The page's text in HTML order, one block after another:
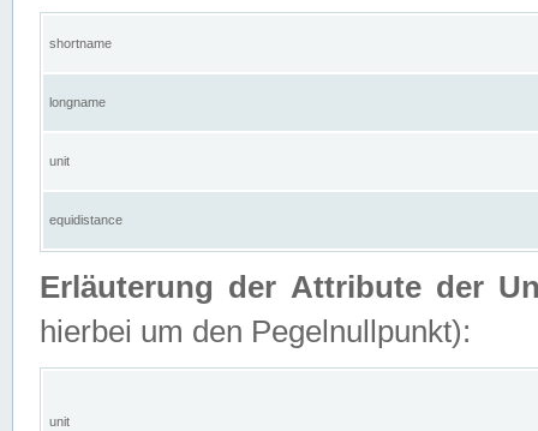
shortname
longname
unit
equidistance
Erläuterung der Attribute der
hierbei um den Pegelnullpunkt):
unit